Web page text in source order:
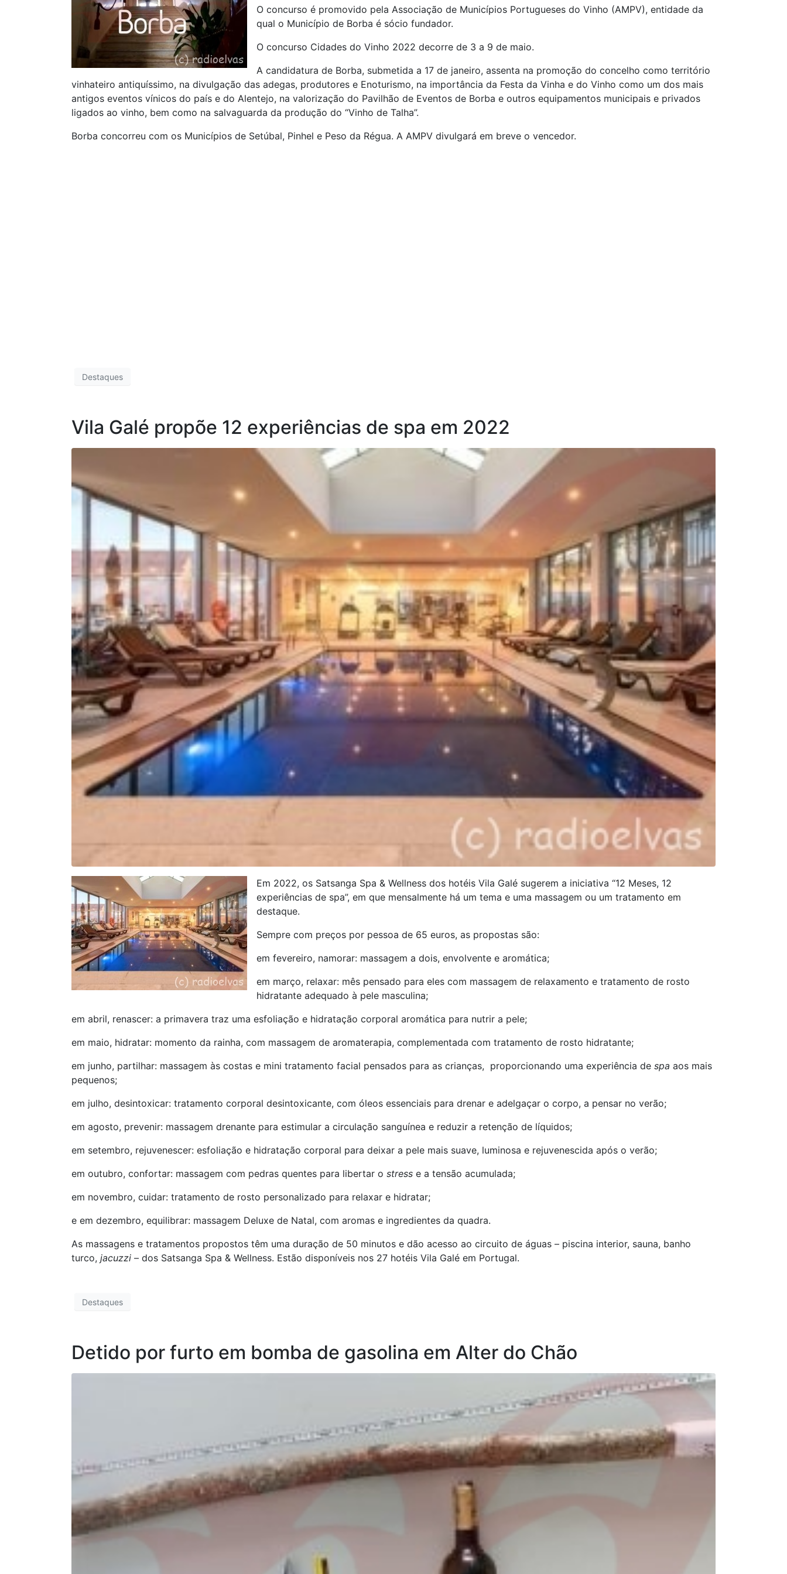
O concurso é promovido pela Associação de Municípios Portugueses do Vinho (AMPV), entidade da
qual o Município de Borba é sócio fundador.
O concurso Cidades do Vinho 2022 decorre de 3 a 9 de maio.
A candidatura de Borba, submetida a 17 de janeiro, assenta na promoção do concelho como território
vinhateiro antiquíssimo, na divulgação das adegas, produtores e Enoturismo, na importância da Festa da Vinha e do Vinho como um dos mais
antigos eventos vínicos do país e do Alentejo, na valorização do Pavilhão de Eventos de Borba e outros equipamentos municipais e privados
ligados ao vinho, bem como na salvaguarda da produção do “Vinho de Talha”.
Borba concorreu com os Municípios de Setúbal, Pinhel e Peso da Régua. A AMPV divulgará em breve o vencedor.
Destaques
Vila Galé propõe 12 experiências de spa em 2022
Em 2022, os Satsanga Spa & Wellness dos hotéis Vila Galé sugerem a iniciativa “12 Meses, 12
experiências de spa”, em que mensalmente há um tema e uma massagem ou um tratamento em
destaque.
Sempre com preços por pessoa de 65 euros, as propostas são:
em fevereiro, namorar: massagem a dois, envolvente e aromática;
em março, relaxar: mês pensado para eles com massagem de relaxamento e tratamento de rosto
hidratante adequado à pele masculina;
em abril, renascer: a primavera traz uma esfoliação e hidratação corporal aromática para nutrir a pele;
em maio, hidratar: momento da rainha, com massagem de aromaterapia, complementada com tratamento de rosto hidratante;
em junho, partilhar: massagem às costas e mini tratamento facial pensados para as crianças, proporcionando uma experiência de spa aos mais
pequenos;
em julho, desintoxicar: tratamento corporal desintoxicante, com óleos essenciais para drenar e adelgaçar o corpo, a pensar no verão;
em agosto, prevenir: massagem drenante para estimular a circulação sanguínea e reduzir a retenção de líquidos;
em setembro, rejuvenescer: esfoliação e hidratação corporal para deixar a pele mais suave, luminosa e rejuvenescida após o verão;
em outubro, confortar: massagem com pedras quentes para libertar o stress e a tensão acumulada;
em novembro, cuidar: tratamento de rosto personalizado para relaxar e hidratar;
e em dezembro, equilibrar: massagem Deluxe de Natal, com aromas e ingredientes da quadra.
As massagens e tratamentos propostos têm uma duração de 50 minutos e dão acesso ao circuito de águas – piscina interior, sauna, banho
turco, jacuzzi – dos Satsanga Spa & Wellness. Estão disponíveis nos 27 hotéis Vila Galé em Portugal.
Destaques
Detido por furto em bomba de gasolina em Alter do Chão